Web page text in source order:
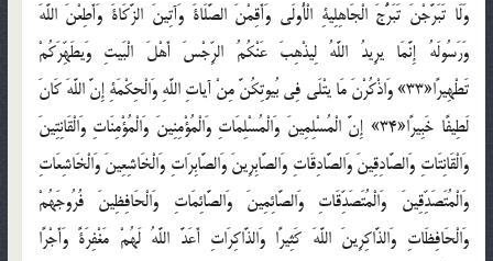
وَلَا تَبَرَّجْنَ تَبَرُّجَ الْجَاهِلِيةِ الْأُولَى وَأَقِمْنَ الصَّلَاةَ وَآتِينَ الزَّكَاةَ وَأَطِعْنَ اللَّهَ
وَرَسُولَهُ إِنَّمَا يرِيدُ اللَّهُ لِيذْهِبَ عَنْكُمُ الرِّجْسَ أَهْلَ الْبَيتِ وَيطَهِّرَكُمْ
تَطْهِيرًا«33» وَاذْكُرْنَ مَا يتْلَى فِي بُيوتِكُنَّ مِنْ آياتِ اللَّهِ وَالْحِكْمَةِ إِنَّ اللَّهَ كَانَ
لَطِيفًا خَبِيرًا«34» إِنَّ الْمُسْلِمِينَ وَالْمُسْلِمَاتِ وَالْمُؤْمِنِينَ وَالْمُؤْمِنَاتِ وَالْقَانِتِينَ
وَالْقَانِتَاتِ وَالصَّادِقِينَ وَالصَّادِقَاتِ وَالصَّابِرِينَ وَالصَّابِرَاتِ وَالْخَاشِعِينَ وَالْخَاشِعَاتِ
وَالْمُتَصَدِّقِينَ وَالْمُتَصَدِّقَاتِ وَالصَّائِمِينَ وَالصَّائِمَاتِ وَالْحَافِظِينَ فُرُوجَهُمْ
وَالْحَافِظَاتِ وَالذَّاكِرِينَ اللَّهَ كَثِيرًا وَالذَّاكِرَاتِ أَعَدَّ اللَّهُ لَهُمْ مَغْفِرَةً وَأَجْرًا